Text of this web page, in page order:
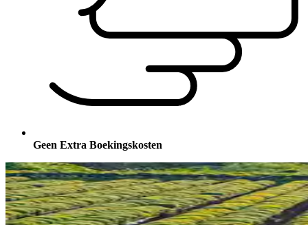
Geen Extra Boekingskosten